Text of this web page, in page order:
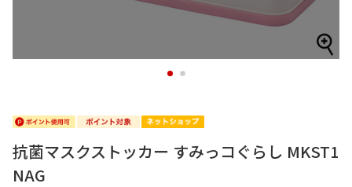
1 2
抗菌マスクストッカー すみっコぐらし MKST1
NAG